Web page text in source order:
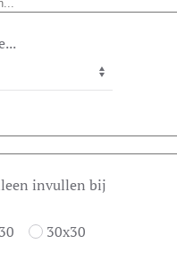
invullen bij
30x30